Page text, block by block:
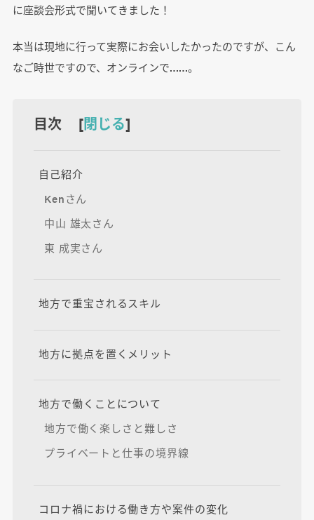
に座談会形式で聞いてきました！
本当は現地に行って実際にお会いしたかったのですが、こん
なご時世ですので、オンラインで……。
目次 [閉じる]
自己紹介
Kenさん
中山 雄太さん
東 成実さん
地方で重宝されるスキル
地方に拠点を置くメリット
地方で働くことについて
地方で働く楽しさと難しさ
プライベートと仕事の境界線
コロナ禍における働き方や案件の変化